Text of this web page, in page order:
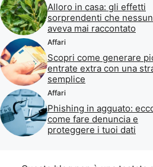
Alloro in casa: gli effetti
sorprendenti che
aveva mai raccontato
Affari
Scopri come generare
entrate extra con una
semplice
Affari
Phishing in agguato:
come fare denuncia e
proteggere i tuoi dati